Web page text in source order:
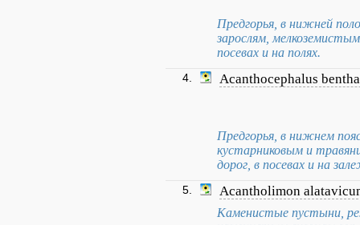
Предгорья, в нижней
зарослям,
посевах и на полях.
4. Acanthocephalus
Предгорья, в нижнем
кустарниковым и
дорог, в посевах и на
5. Acantholimon
Каменистые пустыни,